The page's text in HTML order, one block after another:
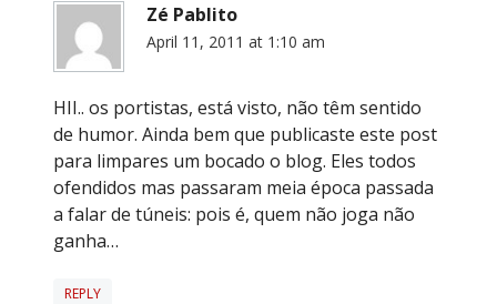
Zé Pablito
April 11, 2011 at 1:10 am
HII.. os portistas, está visto, não têm sentido
de humor. Ainda bem que publicaste este post
para limpares um bocado o blog. Eles todos
ofendidos mas passaram meia época passada
a falar de túneis: pois é, quem não joga não
ganha…
REPLY